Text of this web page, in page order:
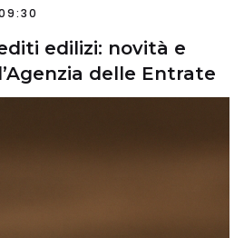
edilizi: novità e
delle Entrate